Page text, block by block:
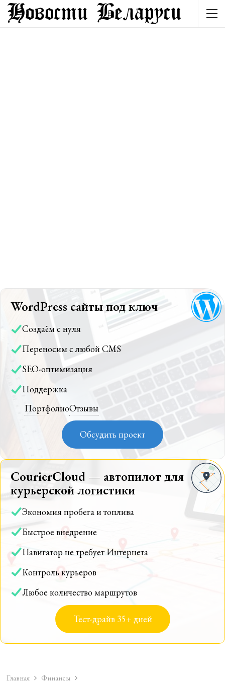
WordPress сайты под ключ
Создаём с нуля
Переносим с любой CMS
SEO-оптимизация
Поддержка
ПортфолиоОтзывы
Обсудить проект
CourierCloud — автопилот для
курьерской логистики
Экономия пробега и топлива
Быстрое внедрение
Навигатор не требует Интернета
Контроль курьеров
Любое количество маршрутов
Тест-драйв 35+ дней
Главная Финансы